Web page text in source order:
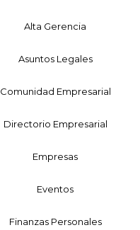
Alta Gerencia
Asuntos Legales
Comunidad Empresarial
Directorio Empresarial
Empresas
Eventos
Finanzas Personales